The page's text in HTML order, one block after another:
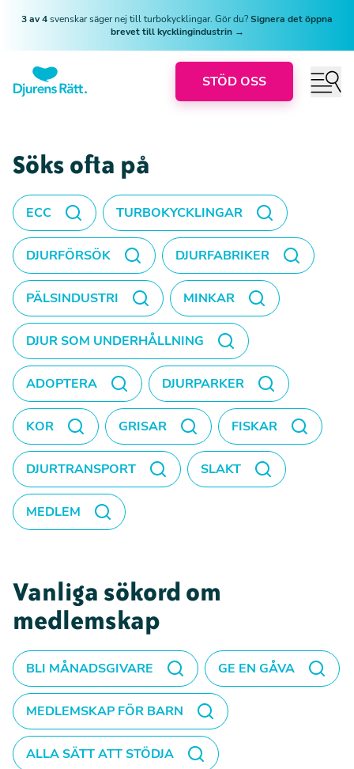
3 av 4svenskar säger nej till turbokycklingar. Gör du?Signera det öppna
brevet till kycklingindustrin →
STÖD OSS
Söks ofta på
ECC TURBOKYCKLINGAR
DJURFÖRSÖK DJURFABRIKER
PÄLSINDUSTRI MINKAR
DJUR SOM UNDERHÅLLNING
ADOPTERA DJURPARKER
KOR GRISAR FISKAR
DJURTRANSPORT SLAKT
MEDLEM
Vanliga sökord om
medlemskap
BLI MÅNADSGIVARE GE EN GÅVA
MEDLEMSKAP FÖR BARN
ALLA SÄTT ATT STÖDJA